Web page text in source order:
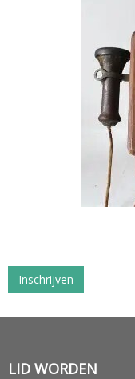
Inschrijven
LID WORDEN